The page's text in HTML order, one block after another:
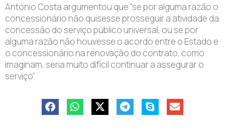
António Costa argumentou que “se por alguma razão o
concessionário não quisesse prosseguir a atividade da
concessão do serviço público universal, ou se por
alguma razão não houvesse o acordo entre o Estado e
o concessionário na renovação do contrato, como
imaginam, seria muito difícil continuar a assegurar o
serviço”.